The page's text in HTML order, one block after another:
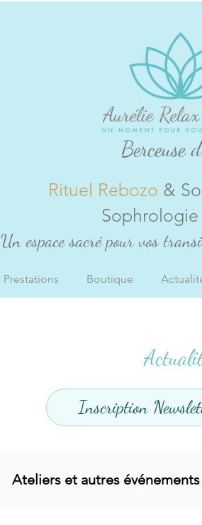
Inscription
Ateliers et autres événements
Berceuse
Rituel Rebozo &
Sophrologie
Un espace sacré pour vos
Prestations Boutique